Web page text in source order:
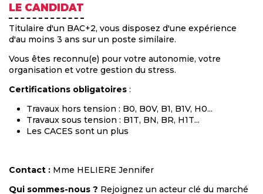
LE CANDIDAT
Titulaire d'un BAC+2, vous disposez d'une expérience
d'au moins 3 ans sur un poste similaire.
Vous êtes reconnu(e) pour votre autonomie, votre
organisation et votre gestion du stress.
Certifications obligatoires :
Travaux hors tension : B0, B0V, B1, B1V, H0...
Travaux sous tension : B1T, BN, BR, H1T...
Les CACES sont un plus
Contact : Mme HELIERE Jennifer
Qui sommes-nous ? Rejoignez un acteur clé du marché